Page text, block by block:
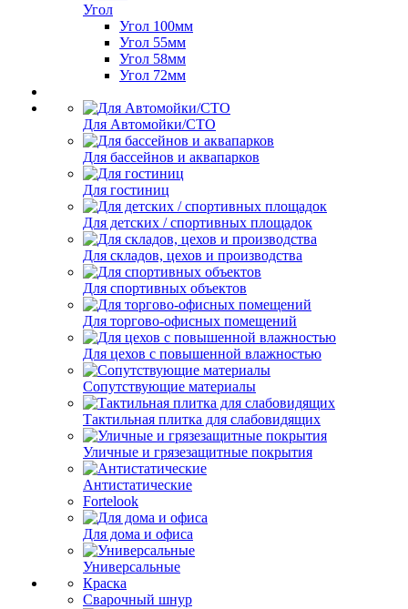
Угол
Угол 100мм
Угол 55мм
Угол 58мм
Угол 72мм
Для Автомойки/СТО
Для бассейнов и аквапарков
Для гостиниц
Для детских / спортивных площадок
Для складов, цехов и производства
Для спортивных объектов
Для торгово-офисных помещений
Для цехов с повышенной влажностью
Сопутствующие материалы
Тактильная плитка для слабовидящих
Уличные и грязезащитные покрытия
Антистатические
Fortelook
Для дома и офиса
Универсальные
Краска
Сварочный шнур